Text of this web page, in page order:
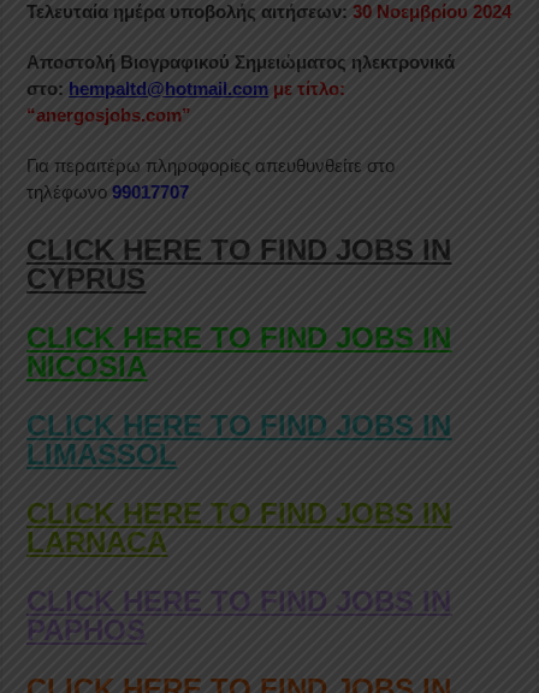
Τελευταία ημέρα υποβολής αιτήσεων: 30 Νοεμβρίου 2024
Αποστολή Βιογραφικού Σημειώματος ηλεκτρονικά
στο: hempaltd@hotmail.com με τίτλο:
“anergosjobs.com”
Για περαιτέρω πληροφορίες απευθυνθείτε στο
τηλέφωνο99017707
CLICK HERE TO FIND JOBS IN
CYPRUS
CLICK HERE TO FIND JOBS IN
NICOSIA
CLICK HERE TO FIND JOBS IN
LIMASSOL
CLICK HERE TO FIND JOBS IN
LARNACA
CLICK HERE TO FIND JOBS IN
PAPHOS